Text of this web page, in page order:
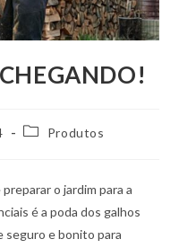
Categoria
Produtos
o jardim para a
é a poda dos galhos
seguro e bonito para